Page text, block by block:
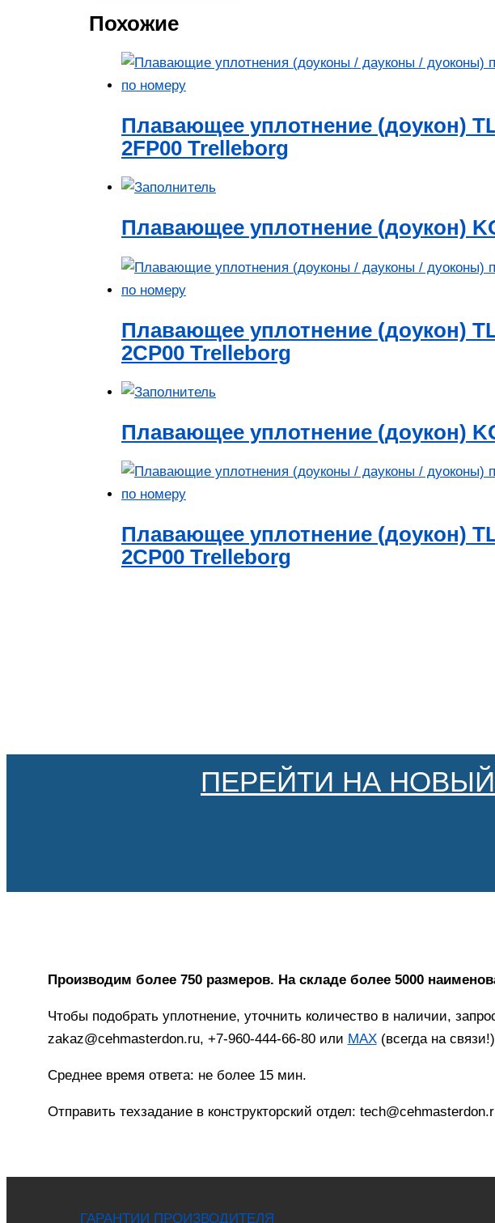
Похожие
Плавающее уплотнение (доукон)
2FP00 Trelleborg
Плавающее уплотнение (доукон)
Плавающее уплотнение (доукон)
2CP00 Trelleborg
Плавающее уплотнение (доукон)
Плавающее уплотнение (доукон)
2CP00 Trelleborg
ПЕРЕЙТИ НА
Производим более 750 размеров. На складе более 5000
Чтобы подобрать уплотнение, уточнить количество в наличии,
zakaz@cehmasterdon.ru, +7-960-444-66-80 или MAX(всегда на
Среднее время ответа: не более 15 мин.
Отправить техзадание в конструкторский отдел:
ГАРАНТИИ ПРОИЗВОДИТЕЛЯ